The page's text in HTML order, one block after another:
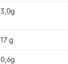
3,0g
17 g
0,6g